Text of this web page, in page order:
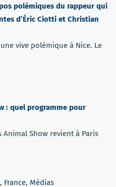
polémiques du rappeur qui
d’Éric Ciotti et Christian
vive polémique à Nice. Le
: quel programme pour
Animal Show revient à Paris
, France, Médias